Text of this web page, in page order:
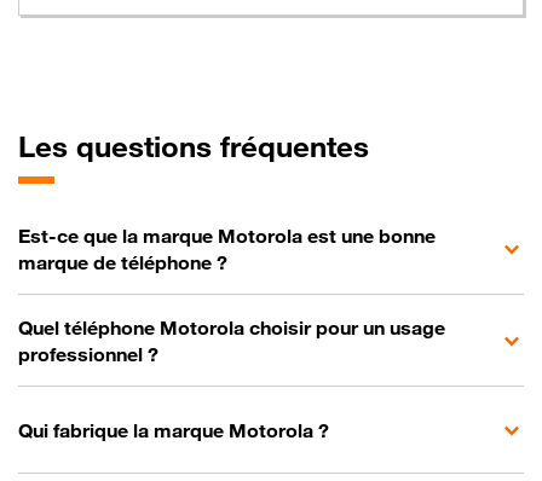
Les questions fréquentes
Est-ce que la marque Motorola est une bonne
marque de téléphone ?
Quel téléphone Motorola choisir pour un usage
professionnel ?
Qui fabrique la marque Motorola ?